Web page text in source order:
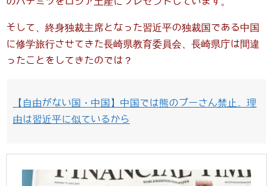
そして、終身独裁主席となった習近平の独裁国である中国
に修学旅行させてきた長崎県教育委員会、長崎県庁は間違
ったことをしてきたのでは？
【自由がない国・中国】中国では熊のプーさん禁止。理
由は習近平に似ているから